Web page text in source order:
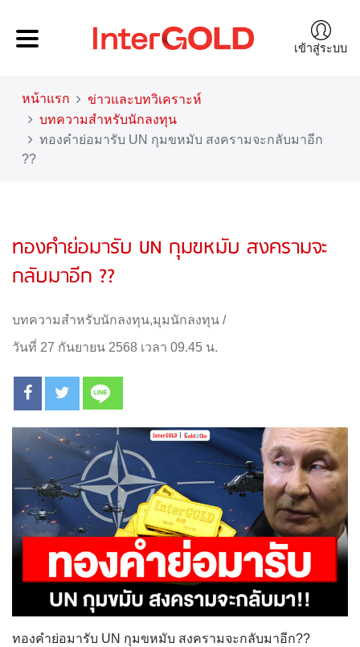
เข้าสู่ระบบ
หน้าแรก
ข่าวและบทวิเคราะห์
บทความสำหรับนักลงทุน
ทองคำย่อมารับ UN กุมขหมับ สงครามจะกลับมาอีก
??
ทองคำย่อมารับ UN กุมขหมับ สงครามจะ
กลับมาอีก ??
บทความสำหรับนักลงทุน,มุมนักลงทุน /
วันที่ 27 กันยายน 2568 เวลา 09.45 น.
ทองคำย่อมารับ UN กุมขหมับ สงครามจะกลับมาอีก??